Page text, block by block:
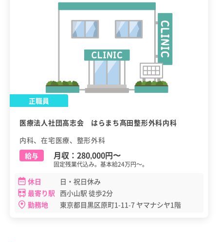
正職員
医療法人社団高志会 はらまち髙田整形外科内科
内科、在宅医療、整形外科
給与
月収： 280,000円〜
固定残業代込み。基本給24万円～。
休日
日・祝日休み
最寄り駅 西小山駅 徒歩2分
勤務地
東京都目黒区原町1-11-7 ヤマナシヤ1階